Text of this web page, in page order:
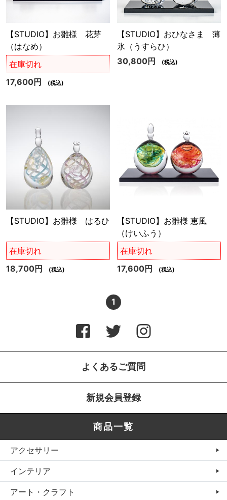
【STUDIO】お雛様 花芽
（はなめ）
在庫切れ
17,600円
(税込)
【STUDIO】おひなさま 薄
氷（うすらひ）
30,800円
(税込)
【STUDIO】お雛様 はるひ
在庫切れ
18,700円
(税込)
【STUDIO】お雛様 恵風
（けいふう）
在庫切れ
17,600円
(税込)
1
よくあるご質問
新規会員登録
商品一覧
アクセサリー
インテリア
アート・クラフト